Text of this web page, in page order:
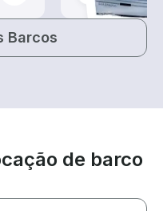
Barcos
de barco